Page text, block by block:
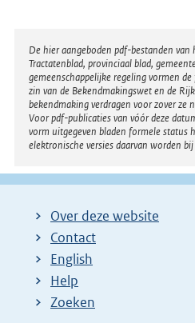
Disclaimer
De hier aangeboden pdf-bestanden van
Tractatenblad, provinciaal blad,
gemeenschappelijke regeling vormen
zin van de Bekendmakingswet en de
bekendmaking verdragen voor zover ze
Voor pdf-publicaties van vóór deze
vorm uitgegeven bladen formele status
elektronische versies daarvan worden
Over deze website
Contact
English
Help
Zoeken